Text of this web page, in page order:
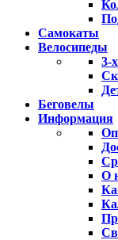
Самокаты
Велосипеды
3-
Беговелы
Информация
О